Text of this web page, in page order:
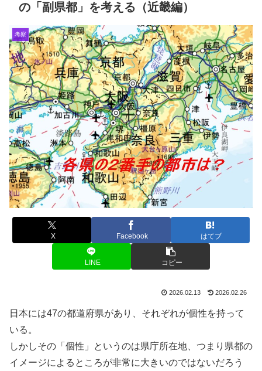
の「副県都」を考える（近畿編）
考察
X Facebook はてブ
LINE コピー
2026.02.13 2026.02.26
日本には47の都道府県があり、それぞれが個性を持って
いる。
しかしその「個性」というのは県庁所在地、つまり県都の
イメージによるところが非常に大きいのではないだろう